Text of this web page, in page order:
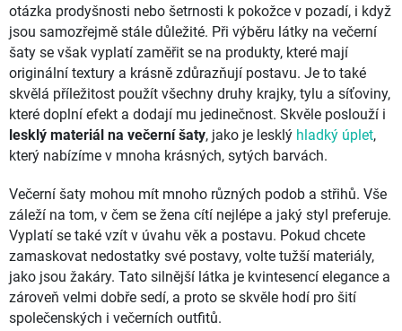
otázka prodyšnosti nebo šetrnosti k pokožce v pozadí, i když
jsou samozřejmě stále důležité. Při výběru látky na večerní
šaty se však vyplatí zaměřit se na produkty, které mají
originální textury a krásně zdůrazňují postavu. Je to také
skvělá příležitost použít všechny druhy krajky, tylu a síťoviny,
které doplní efekt a dodají mu jedinečnost. Skvěle poslouží i
lesklý materiál na večerní šaty, jako je lesklý hladký úplet,
který nabízíme v mnoha krásných, sytých barvách.
Večerní šaty mohou mít mnoho různých podob a střihů. Vše
záleží na tom, v čem se žena cítí nejlépe a jaký styl preferuje.
Vyplatí se také vzít v úvahu věk a postavu. Pokud chcete
zamaskovat nedostatky své postavy, volte tužší materiály,
jako jsou žakáry. Tato silnější látka je kvintesencí elegance a
zároveň velmi dobře sedí, a proto se skvěle hodí pro šití
společenských i večerních outfitů.